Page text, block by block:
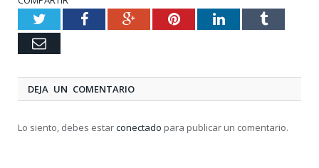
TwitterFacebookGoogle+PinterestLinkedInTumblr
Email
DEJA UN COMENTARIO
Lo siento, debes estarconectado para publicar un comentario.